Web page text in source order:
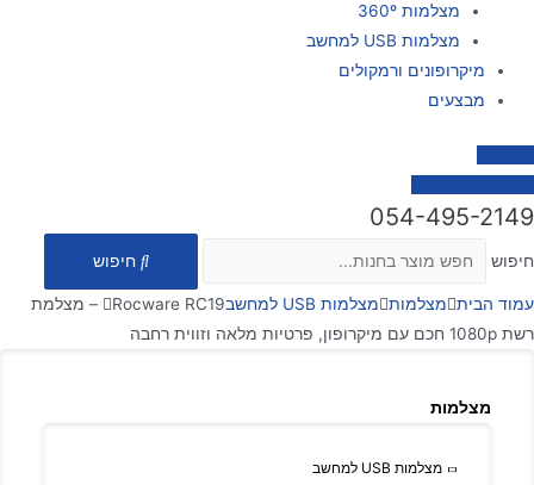
מצלמות 360º
מצלמות USB למחשב
מיקרופונים ורמקולים
מבצעים
054-495-2149
חיפוש חיפוש
עמוד הבית מצלמות מצלמות USB למחשב
Rocware RC19 – מצלמת
רשת 1080p חכם עם מיקרופון, פרטיות מלאה וזווית רחבה
מצלמות
מצלמות USB למחשב